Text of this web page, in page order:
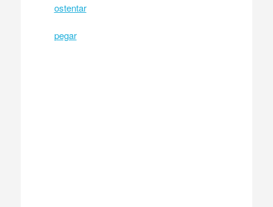
ostentar
pegar